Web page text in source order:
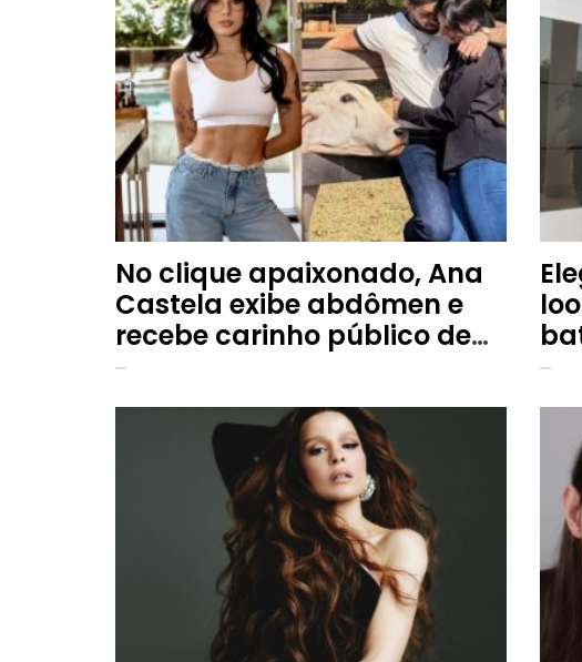
No clique apaixonado, Ana
Castela exibe abdômen e
recebe carinho público de
Zé Felipe